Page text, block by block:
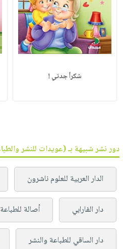
شكراً جدتي !
دور نشر شبيهة بـ (عويدات للنشر
الدار العربية للعلوم ناشرون
دار الفارابي أصالة
دار الساقي للطباعة والنشر